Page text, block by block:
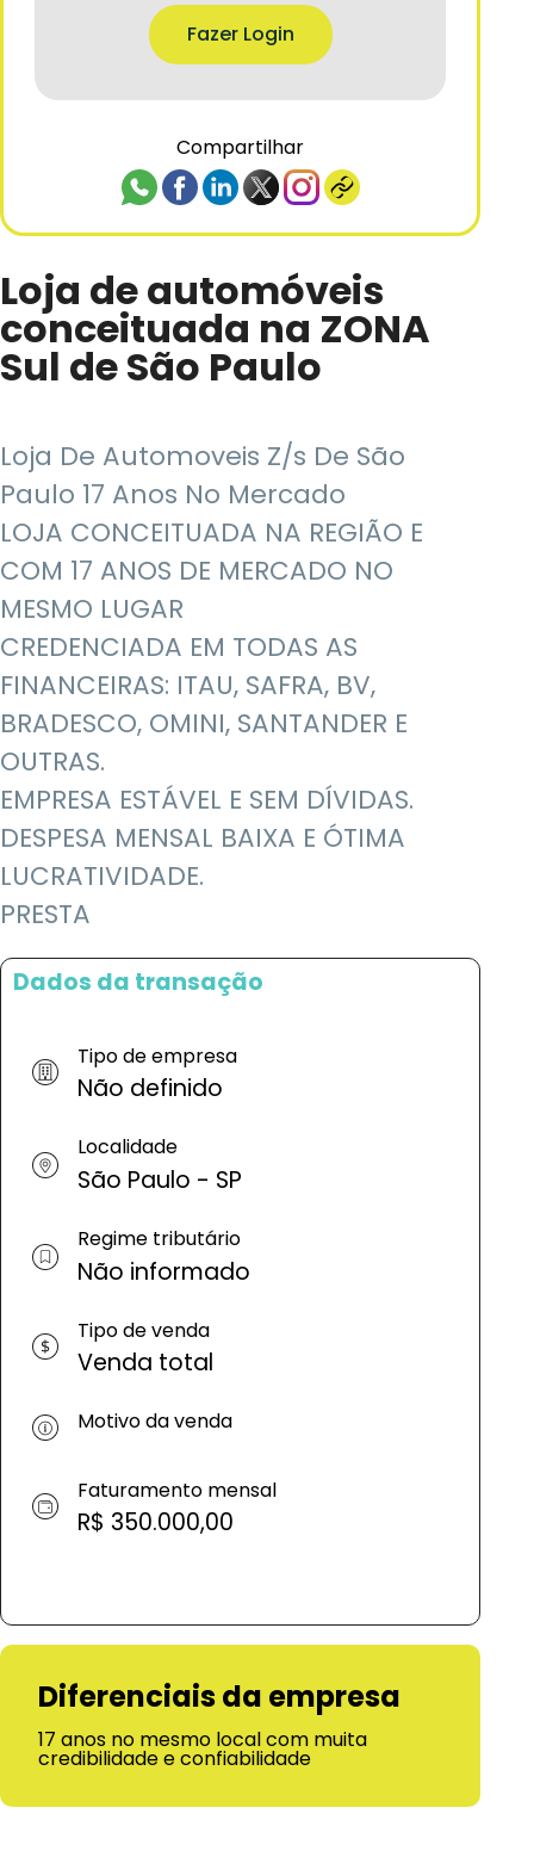
Fazer Login
Compartilhar
Loja de automóveis
conceituada na ZONA
Sul de São Paulo
Loja De Automoveis Z/s De São
Paulo 17 Anos No Mercado
LOJA CONCEITUADA NA REGIÃO E
COM 17 ANOS DE MERCADO NO
MESMO LUGAR
CREDENCIADA EM TODAS AS
FINANCEIRAS: ITAU, SAFRA, BV,
BRADESCO, OMINI, SANTANDER E
OUTRAS.
EMPRESA ESTÁVEL E SEM DÍVIDAS.
DESPESA MENSAL BAIXA E ÓTIMA
LUCRATIVIDADE.
PRESTA
Dados da transação
Tipo de empresa
Não definido
Localidade
São Paulo - SP
Regime tributário
Não informado
Tipo de venda
Venda total
Motivo da venda
Faturamento mensal
R$ 350.000,00
Diferenciais da empresa
17 anos no mesmo local com muita
credibilidade e confiabilidade